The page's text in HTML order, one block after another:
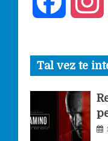
c
e
b
s
t
Tal vez te